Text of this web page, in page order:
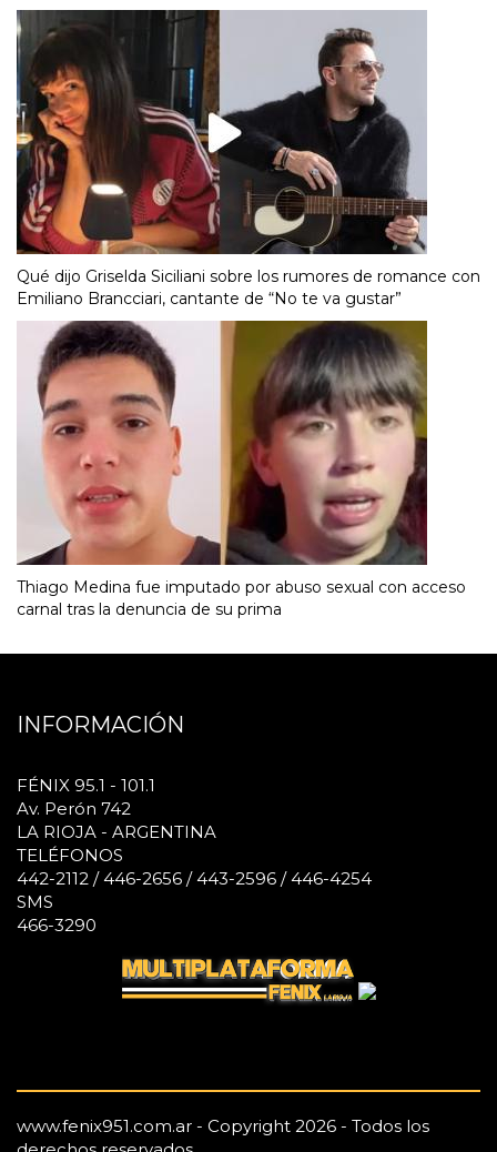
Qué dijo Griselda Siciliani sobre los rumores de romance con
Emiliano Brancciari, cantante de “No te va gustar”
Thiago Medina fue imputado por abuso sexual con acceso
carnal tras la denuncia de su prima
INFORMACIÓN
FÉNIX 95.1 - 101.1
Av. Perón 742
LA RIOJA - ARGENTINA
TELÉFONOS
442-2112 / 446-2656 / 443-2596 / 446-4254
SMS
466-3290
www.fenix951.com.ar - Copyright 2026 - Todos los